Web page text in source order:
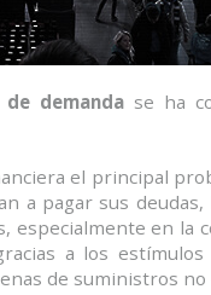
de demandase ha
el principal
a pagar sus
en la
a los
de suministros no